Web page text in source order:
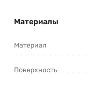
Материалы
Материал
Поверхность